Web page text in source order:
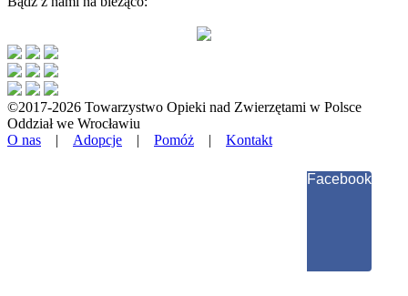
©2017-2026 Towarzystwo Opieki nad Zwierzętami w Polsce
Oddział we Wrocławiu
O nas | Adopcje | Pomóż | Kontakt
Facebook